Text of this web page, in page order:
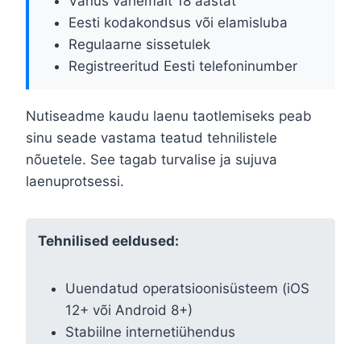
Eesti kodakondsus või elamisluba
Regulaarne sissetulek
Registreeritud Eesti telefoninumber
Nutiseadme kaudu laenu taotlemiseks peab
sinu seade vastama teatud tehnilistele
nõuetele. See tagab turvalise ja sujuva
laenuprotsessi.
Tehnilised eeldused:
Uuendatud operatsioonisüsteem (iOS
12+ või Android 8+)
Stabiilne internetiühendus